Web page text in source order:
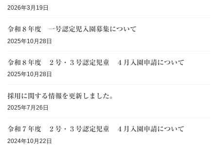
2026年3月19日
令和８年度 一号認定児入園募集について
2025年10月28日
令和８年度 ２号・３号認定児童 ４月入園申請について
2025年10月28日
採用に関する情報を更新しました。
2025年7月26日
令和７年度 ２号・３号認定児童 ４月入園申請について
2024年10月22日